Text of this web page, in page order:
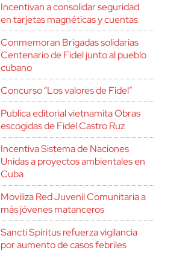
Incentivan a consolidar seguridad
en tarjetas magnéticas y cuentas
Conmemoran Brigadas solidarias
Centenario de Fidel junto al pueblo
cubano
Concurso “Los valores de Fidel”
Publica editorial vietnamita Obras
escogidas de Fidel Castro Ruz
Incentiva Sistema de Naciones
Unidas a proyectos ambientales en
Cuba
Moviliza Red Juvenil Comunitaria a
más jóvenes matanceros
Sancti Spíritus refuerza vigilancia
por aumento de casos febriles